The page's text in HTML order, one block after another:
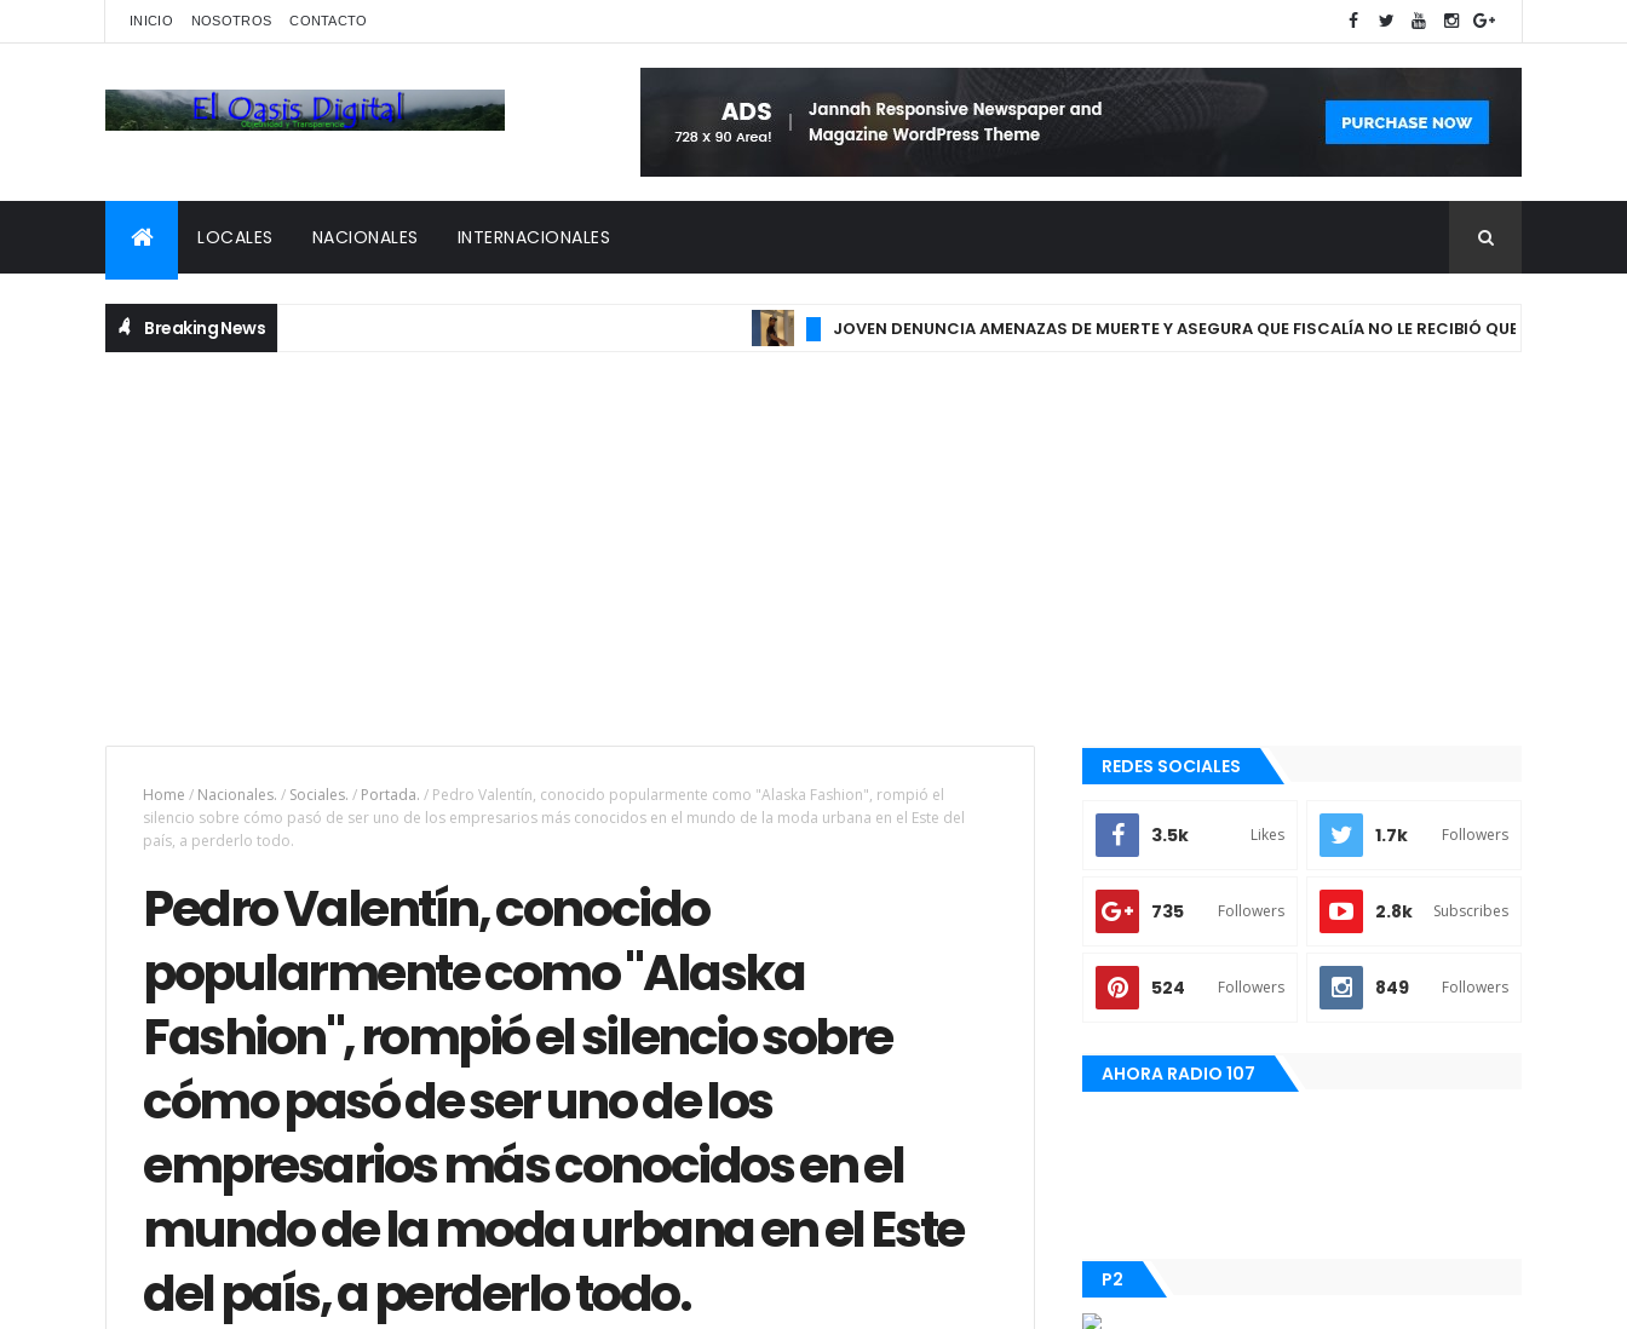
INICIO NOSOTROS CONTACTO
LOCALES NACIONALES INTERNACIONALES
Breaking News JOVEN DENUNCIA AMENAZAS DE MUERTE Y ASEGURA QUE FISCALÍA NO LE RECIBIÓ QUERELLA EN SFM.
Home / Nacionales. / Sociales. / Portada. / Pedro Valentín, conocido popularmente como "Alaska Fashion", rompió el
silencio sobre cómo pasó de ser uno de los empresarios más conocidos en el mundo de la moda urbana en el Este del
país, a perderlo todo.
Pedro Valentín, conocido
popularmente como "Alaska
Fashion", rompió el silencio sobre
cómo pasó de ser uno de los
empresarios más conocidos en el
mundo de la moda urbana en el Este
del país, a perderlo todo.
REDES SOCIALES
3.5k Likes 1.7k Followers
735 Followers 2.8k Subscribes
524 Followers 849 Followers
AHORA RADIO 107
P2